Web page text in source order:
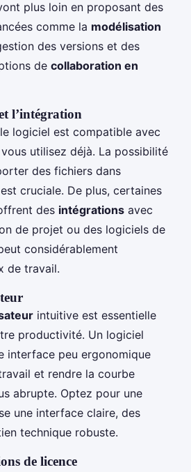
plus loin en proposant des
comme la modélisation
des versions et des
de collaboration en
l’intégration
logiciel est compatible avec
utilisez déjà. La possibilité
des fichiers dans
cruciale. De plus, certaines
des intégrations avec
de projet ou des logiciels de
considérablement
de travail.
intuitive est essentielle
productivité. Un logiciel
interface peu ergonomique
et rendre la courbe
abrupte. Optez pour une
une interface claire, des
technique robuste.
de licence